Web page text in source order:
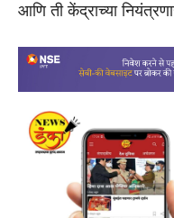
आणि ती केंद्राच्या